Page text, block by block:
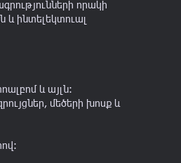
որակի
ինտելեկտուալ
և այլն:
մեծերի խոսք և